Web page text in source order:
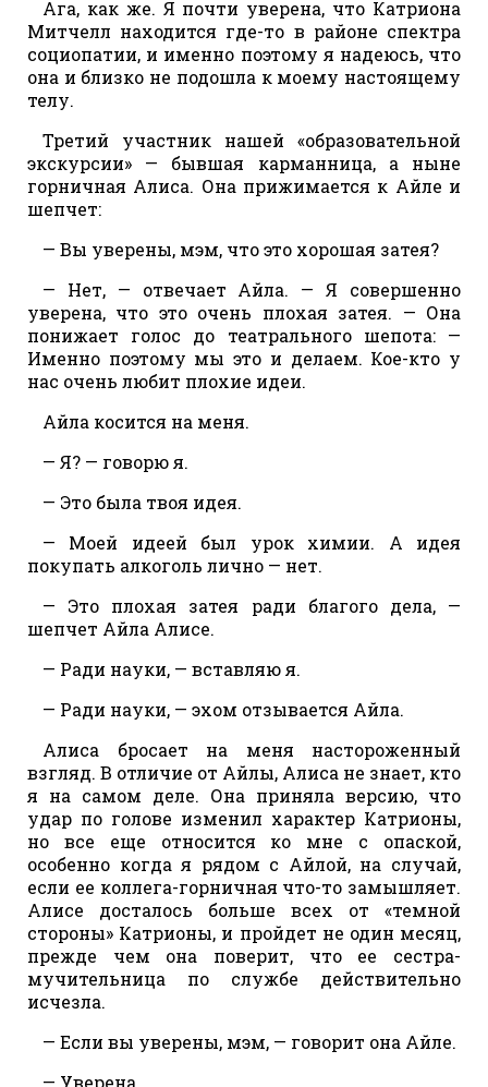
Ага, как же. Я почти уверена, что Катриона
Митчелл находится где-то в районе спектра
социопатии, и именно поэтому я надеюсь, что
она и близко не подошла к моему настоящему
телу.
Третий участник нашей «образовательной
экскурсии» — бывшая карманница, а ныне
горничная Алиса. Она прижимается к Айле и
шепчет:
— Вы уверены, мэм, что это хорошая затея?
— Нет, — отвечает Айла. — Я совершенно
уверена, что это очень плохая затея. — Она
понижает голос до театрального шепота: —
Именно поэтому мы это и делаем. Кое-кто у
нас очень любит плохие идеи.
Айла косится на меня.
— Я? — говорю я.
— Это была твоя идея.
— Моей идеей был урок химии. А идея
покупать алкоголь лично — нет.
— Это плохая затея ради благого дела, —
шепчет Айла Алисе.
— Ради науки, — вставляю я.
— Ради науки, — эхом отзывается Айла.
Алиса бросает на меня настороженный
взгляд. В отличие от Айлы, Алиса не знает, кто
я на самом деле. Она приняла версию, что
удар по голове изменил характер Катрионы,
но все еще относится ко мне с опаской,
особенно когда я рядом с Айлой, на случай,
если ее коллега-горничная что-то замышляет.
Алисе досталось больше всех от «темной
стороны» Катрионы, и пройдет не один месяц,
прежде чем она поверит, что ее сестра-
мучительница по службе действительно
исчезла.
— Если вы уверены, мэм, — говорит она Айле.
— Уверена.